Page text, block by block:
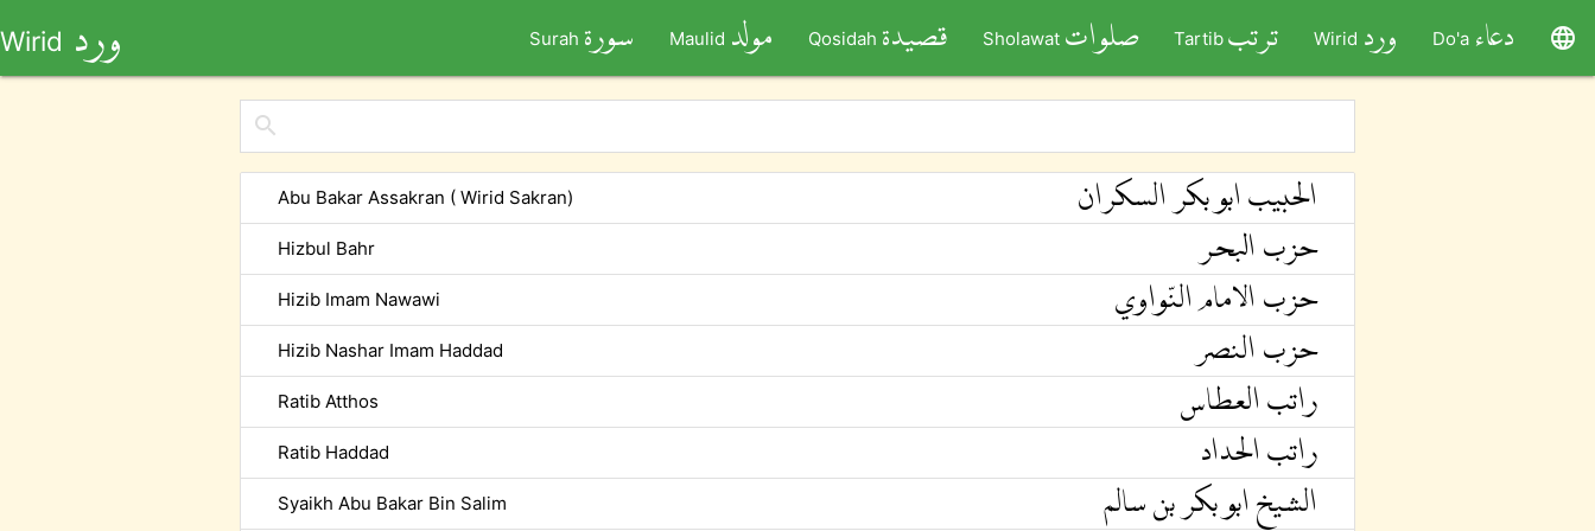
Wirid ورد language
Surah سورة Maulid مولد Qosidah قصيدة Sholawat صلوات Tartib ترتب Wirid ورد Do'a دعاء
search
Abu Bakar Assakran ( Wirid Sakran) الحبيب ابو بكر السكران
Hizbul Bahr حزب البحر
Hizib Imam Nawawi حزب الامام النّواوي
Hizib Nashar Imam Haddad حزب النصر
Ratib Atthos راتب العطاس
Ratib Haddad راتب الحداد
Syaikh Abu Bakar Bin Salim الشيخ ابو بكر بن سالم